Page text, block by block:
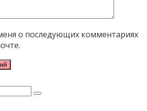
о последующих комментариях